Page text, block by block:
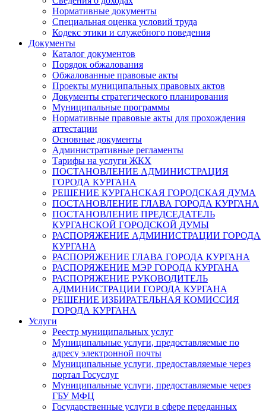
Нормативные документы
Специальная оценка условий труда
Кодекс этики и служебного поведения
Документы
Каталог документов
Порядок обжалования
Обжалованные правовые акты
Проекты муниципальных правовых актов
Документы стратегического планирования
Муниципальные программы
Нормативные правовые акты для прохождения
аттестации
Основные документы
Административные регламенты
Тарифы на услуги ЖКХ
ПОСТАНОВЛЕНИЕ АДМИНИСТРАЦИЯ
ГОРОДА КУРГАНА
РЕШЕНИЕ КУРГАНСКАЯ ГОРОДСКАЯ ДУМА
ПОСТАНОВЛЕНИЕ ГЛАВА ГОРОДА КУРГАНА
ПОСТАНОВЛЕНИЕ ПРЕДСЕДАТЕЛЬ
КУРГАНСКОЙ ГОРОДСКОЙ ДУМЫ
РАСПОРЯЖЕНИЕ АДМИНИСТРАЦИИ ГОРОДА
КУРГАНА
РАСПОРЯЖЕНИЕ ГЛАВА ГОРОДА КУРГАНА
РАСПОРЯЖЕНИЕ МЭР ГОРОДА КУРГАНА
РАСПОРЯЖЕНИЕ РУКОВОДИТЕЛЬ
АДМИНИСТРАЦИИ ГОРОДА КУРГАНА
РЕШЕНИЕ ИЗБИРАТЕЛЬНАЯ КОМИССИЯ
ГОРОДА КУРГАНА
Услуги
Реестр муниципальных услуг
Муниципальные услуги, предоставляемые по
адресу электронной почты
Муниципальные услуги, предоставляемые через
портал Госуслуг
Муниципальные услуги, предоставляемые через
ГБУ МФЦ
Государственные услуги в сфере переданных